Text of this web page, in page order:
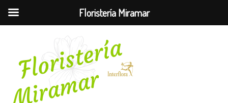
contenido
Floristería Miramar